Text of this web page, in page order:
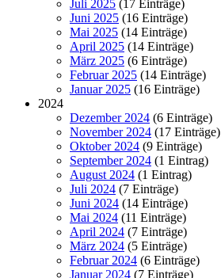
Juli 2025 (17 Einträge)
Juni 2025 (16 Einträge)
Mai 2025 (14 Einträge)
April 2025 (14 Einträge)
März 2025 (6 Einträge)
Februar 2025 (14 Einträge)
Januar 2025 (16 Einträge)
2024
Dezember 2024 (6 Einträge)
November 2024 (17 Einträge)
Oktober 2024 (9 Einträge)
September 2024 (1 Eintrag)
August 2024 (1 Eintrag)
Juli 2024 (7 Einträge)
Juni 2024 (14 Einträge)
Mai 2024 (11 Einträge)
April 2024 (7 Einträge)
März 2024 (5 Einträge)
Februar 2024 (6 Einträge)
Januar 2024 (7 Einträge)